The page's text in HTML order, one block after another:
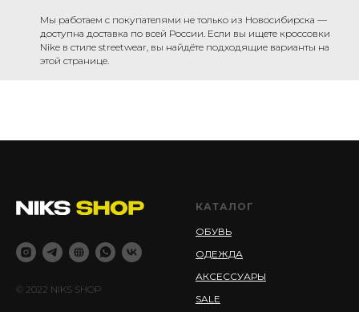
Мы работаем с покупателями не только из Новосибирска —
доступна доставка по всей России. Если вы ищете кроссовки
Nike в стиле streetwear, вы найдёте подходящие варианты на
этой странице.
© 2022 NIKS SHOP
КАТАЛОГ
ОБУВЬ
ОДЕЖДА
АКСЕССУАРЫ
SALE